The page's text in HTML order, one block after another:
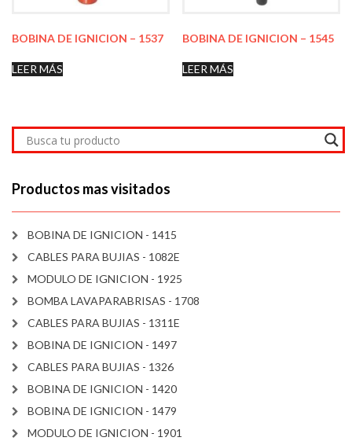
BOBINA DE IGNICION – 1537
LEER MÁS
BOBINA DE IGNICION – 1545
LEER MÁS
Productos mas visitados
BOBINA DE IGNICION - 1415
CABLES PARA BUJIAS - 1082E
MODULO DE IGNICION - 1925
BOMBA LAVAPARABRISAS - 1708
CABLES PARA BUJIAS - 1311E
BOBINA DE IGNICION - 1497
CABLES PARA BUJIAS - 1326
BOBINA DE IGNICION - 1420
BOBINA DE IGNICION - 1479
MODULO DE IGNICION - 1901